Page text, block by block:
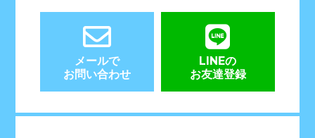
メールで
お問い合わせ
LINEの
お友達登録